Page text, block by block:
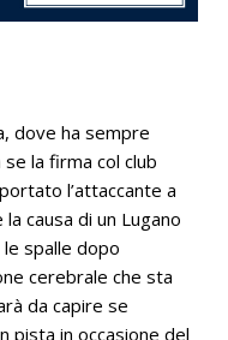
dove ha sempre
la firma col club
l’attaccante a
causa di un Lugano
spalle dopo
cerebrale che sta
da capire se
pista in occasione del